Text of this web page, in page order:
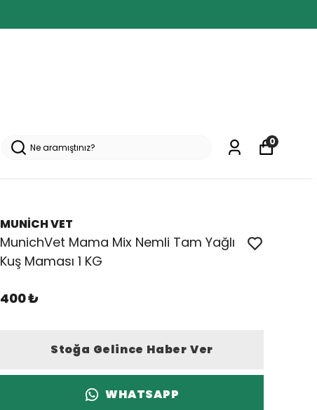
0
MUNİCH VET
MunichVet Mama Mix Nemli Tam Yağlı
Kuş Maması 1 KG
400 ₺
Stoğa Gelince Haber Ver
WHATSAPP